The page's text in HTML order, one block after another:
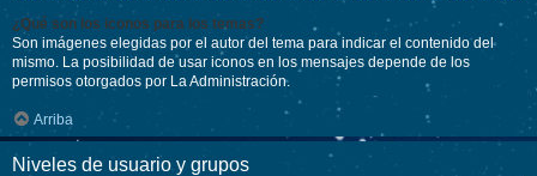
¿Qué son los iconos para los temas?
Son imágenes elegidas por el autor del tema para indicar el contenido del
mismo. La posibilidad de usar iconos en los mensajes depende de los
permisos otorgados por La Administración.
Arriba
Niveles de usuario y grupos